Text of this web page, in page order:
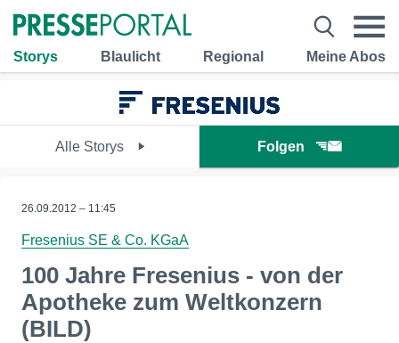
Storys Blaulicht Regional Meine Abos
Alle Storys Folgen
26.09.2012 – 11:45
Fresenius SE & Co. KGaA
100 Jahre Fresenius - von der
Apotheke zum Weltkonzern
(BILD)